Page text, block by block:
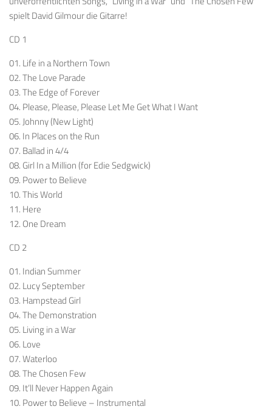
spielt David Gilmour die Gitarre!
CD 1
01. Life in a Northern Town
02. The Love Parade
03. The Edge of Forever
04. Please, Please, Please Let Me Get What I Want
05. Johnny (New Light)
06. In Places on the Run
07. Ballad in 4/4
08. Girl In a Million (for Edie Sedgwick)
09. Power to Believe
10. This World
11. Here
12. One Dream
CD 2
01. Indian Summer
02. Lucy September
03. Hampstead Girl
04. The Demonstration
05. Living in a War
06. Love
07. Waterloo
08. The Chosen Few
09. It’ll Never Happen Again
10. Power to Believe – Instrumental